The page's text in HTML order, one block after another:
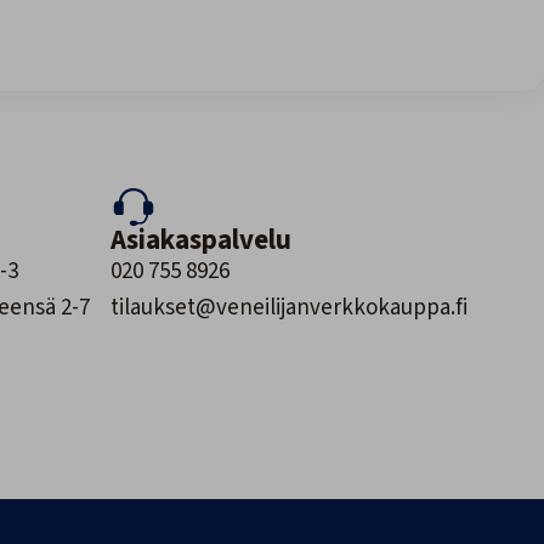
3
2-7
Asiakaspalvelu
020 755 8926
tilaukset@veneilijanverkkokauppa.fi